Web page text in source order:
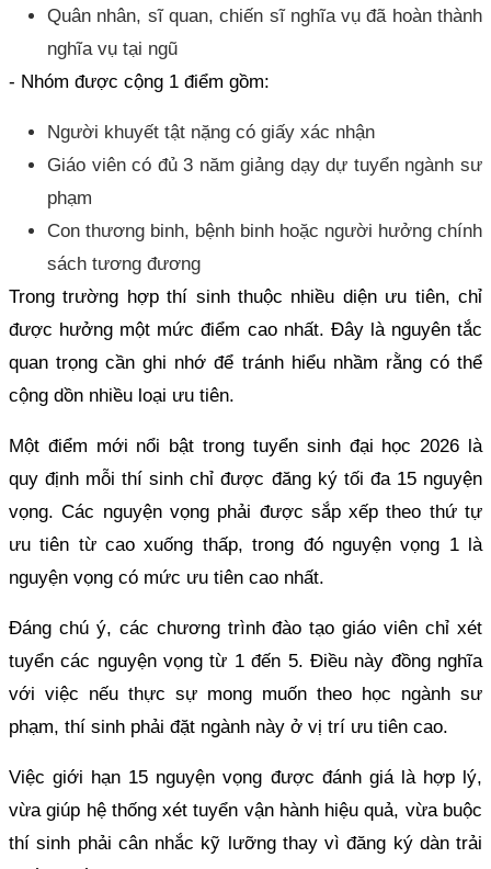
Quân nhân, sĩ quan, chiến sĩ nghĩa vụ đã hoàn thành
nghĩa vụ tại ngũ
- Nhóm được cộng 1 điểm gồm:
Người khuyết tật nặng có giấy xác nhận
Giáo viên có đủ 3 năm giảng dạy dự tuyển ngành sư
phạm
Con thương binh, bệnh binh hoặc người hưởng chính
sách tương đương
Trong trường hợp thí sinh thuộc nhiều diện ưu tiên, chỉ
được hưởng một mức điểm cao nhất. Đây là nguyên tắc
quan trọng cần ghi nhớ để tránh hiểu nhầm rằng có thể
cộng dồn nhiều loại ưu tiên.
Một điểm mới nổi bật trong tuyển sinh đại học 2026 là
quy định mỗi thí sinh chỉ được đăng ký tối đa 15 nguyện
vọng. Các nguyện vọng phải được sắp xếp theo thứ tự
ưu tiên từ cao xuống thấp, trong đó nguyện vọng 1 là
nguyện vọng có mức ưu tiên cao nhất.
Đáng chú ý, các chương trình đào tạo giáo viên chỉ xét
tuyển các nguyện vọng từ 1 đến 5. Điều này đồng nghĩa
với việc nếu thực sự mong muốn theo học ngành sư
phạm, thí sinh phải đặt ngành này ở vị trí ưu tiên cao.
Việc giới hạn 15 nguyện vọng được đánh giá là hợp lý,
vừa giúp hệ thống xét tuyển vận hành hiệu quả, vừa buộc
thí sinh phải cân nhắc kỹ lưỡng thay vì đăng ký dàn trải